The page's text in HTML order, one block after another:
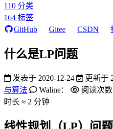
110 分类
164 标签
GitHub
Gitee CSDN
什么是LP问题
发表于 2020-12-24 更新于
与算法
Waline： 阅读次数
时长 ≈ 2 分钟
线性规划（LP）问